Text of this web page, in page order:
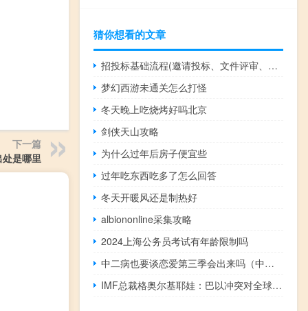
下一篇
处是哪里
猜你想看的文章
招投标基础流程(邀请投标、文件评审、合同签订、验收和支付)
梦幻西游未通关怎么打怪
冬天晚上吃烧烤好吗北京
剑侠天山攻略
为什么过年后房子便宜些
过年吃东西吃多了怎么回答
冬天开暖风还是制热好
albiononline采集攻略
2024上海公务员考试有年龄限制吗
中二病也要谈恋爱第三季会出来吗（中二病也要谈恋爱第三季会不会出了）
IMF总裁格奥尔基耶娃：巴以冲突对全球经济的影响非常有限但如果发生意外或长期冲突影响将会扩大